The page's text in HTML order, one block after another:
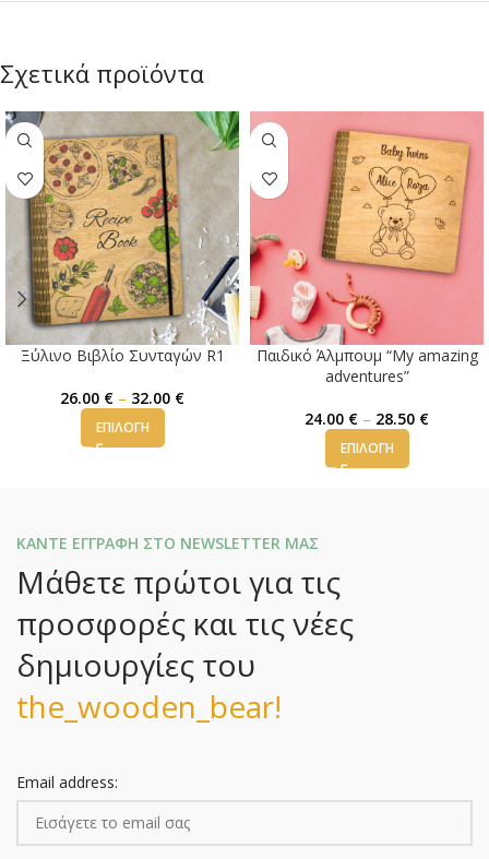
Σχετικά προϊόντα
Ξύλινο Βιβλίο Συνταγών R1
26.00 € – 32.00 €
ΕΠΙΛΟΓΉ
Παιδικό Άλμπουμ “My amazing
adventures”
24.00 € – 28.50 €
ΕΠΙΛΟΓΉ
ΚΑΝΤΕ ΕΓΓΡΑΦΗ ΣΤΟ NEWSLETTER ΜΑΣ
Μάθετε πρώτοι για τις
προσφορές και τις νέες
δημιουργίες του
the_wooden_bear!
Email address: